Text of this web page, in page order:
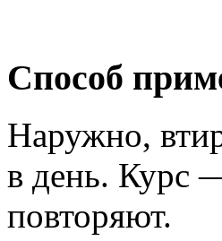
Способ
Наружно,
в день. Курс
повторяют.